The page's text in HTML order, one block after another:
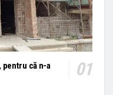
pentru că n-a